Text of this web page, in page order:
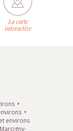
La carte
interactive
environs